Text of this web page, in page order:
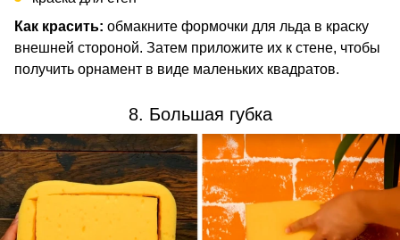
Как красить: обмакните формочки для льда в краску
внешней стороной. Затем приложите их к стене, чтобы
получить орнамент в виде маленьких квадратов.
8. Большая губка